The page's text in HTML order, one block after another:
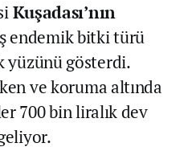
Kuşadası’nın
endemik bitki türü
yüzünü gösterdi.
ve koruma altında
700 bin liralık dev